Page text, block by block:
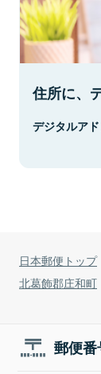
日本郵便トップ
北葛飾郡庄和町
住所に、
デジタルア
郵便